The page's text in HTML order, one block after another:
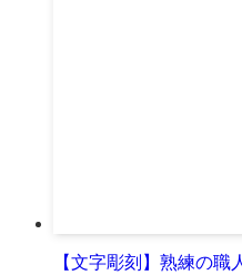
【文字彫刻】熟練の職